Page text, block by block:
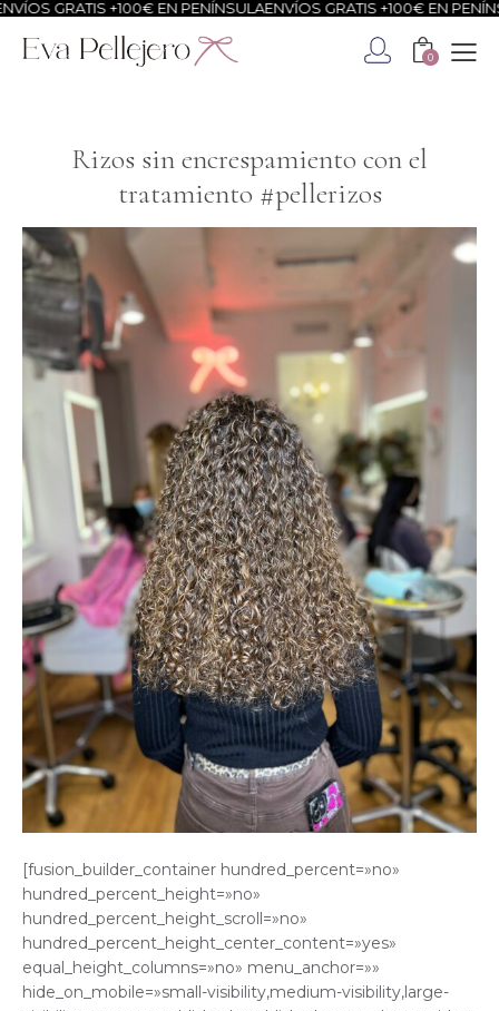
GRATIS +100€ EN PENÍNSULAENVÍOS GRATIS +100€ EN PENÍNSULA
0
Rizos sin encrespamiento con el
tratamiento #pellerizos
[fusion_builder_container hundred_percent=»no»
hundred_percent_height=»no»
hundred_percent_height_scroll=»no»
hundred_percent_height_center_content=»yes»
equal_height_columns=»no» menu_anchor=»»
hide_on_mobile=»small-visibility,medium-visibility,large-